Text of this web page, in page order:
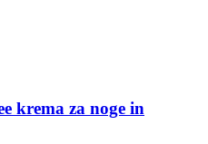
krema za noge in